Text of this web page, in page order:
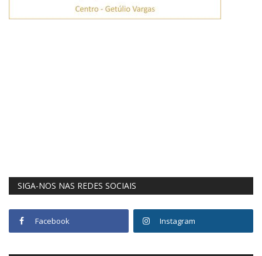
SIGA-NOS NAS REDES SOCIAIS
Facebook Instagram